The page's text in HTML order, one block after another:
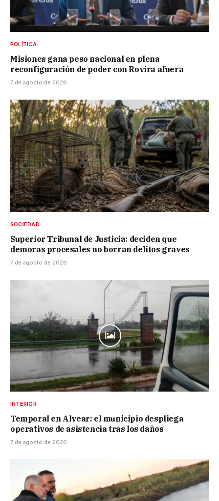
POLÍTICA
Misiones gana peso nacional en plena
reconfiguración de poder con Rovira afuera
7 de agosto de 2026
SOCIEDAD
Superior Tribunal de Justicia: deciden que
demoras procesales no borran delitos graves
7 de agosto de 2026
INTERIOR
Temporal en Alvear: el municipio despliega
operativos de asistencia tras los daños
7 de agosto de 2026